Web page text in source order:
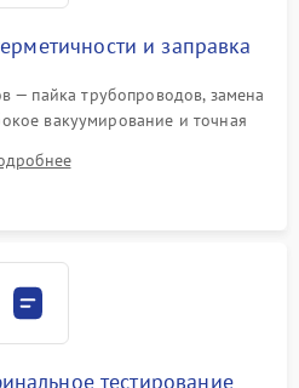
и заправка
— пайка трубопроводов, замена
вакуумирование и точная
— замена
охлаждающего блока.
тестирование